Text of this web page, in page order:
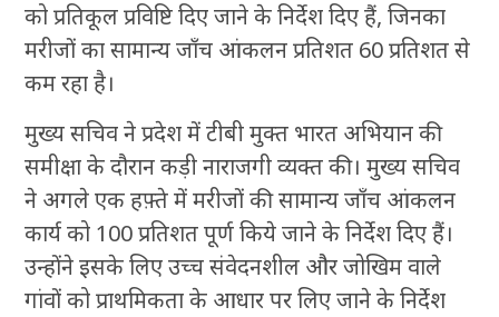
को प्रतिकूल प्रविष्टि दिए जाने के निर्देश दिए हैं, जिनका
मरीजों का सामान्य जाँच आंकलन प्रतिशत 60 प्रतिशत से
कम रहा है।
मुख्य सचिव ने प्रदेश में टीबी मुक्त भारत अभियान की
समीक्षा के दौरान कड़ी नाराजगी व्यक्त की। मुख्य सचिव
ने अगले एक हफ़्ते में मरीजों की सामान्य जाँच आंकलन
कार्य को 100 प्रतिशत पूर्ण किये जाने के निर्देश दिए हैं।
उन्होंने इसके लिए उच्च संवेदनशील और जोखिम वाले
गांवों को प्राथमिकता के आधार पर लिए जाने के निर्देश